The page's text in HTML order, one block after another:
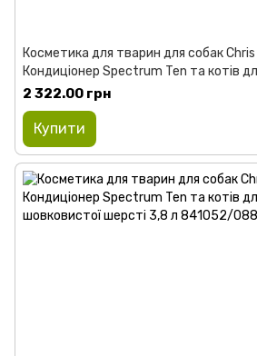
Косметика для тварин для собак
Кондиціонер Spectrum Ten та котів
шовковистої шерсті 473 мл
2 322.00 грн
Купити